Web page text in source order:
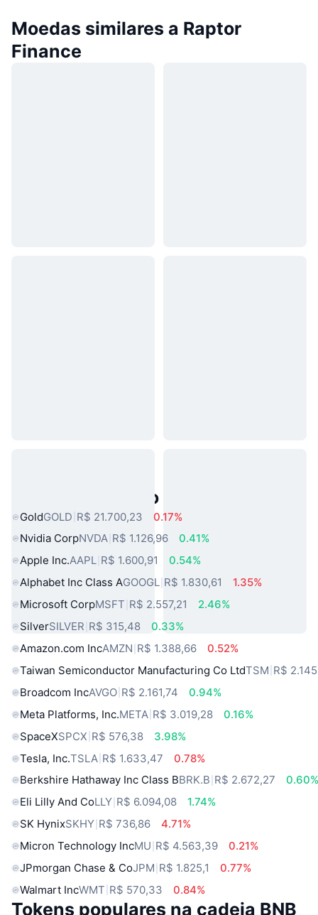
Moedas similares a Raptor
Finance
Ativos do Mundo Real Populares
GoldGOLD R$ 21.700,23
0.17%
Nvidia CorpNVDA R$ 1.126,96
0.41%
Apple Inc.AAPL R$ 1.600,91
0.54%
Alphabet Inc Class AGOOGL R$ 1.830,61
1.35%
Microsoft CorpMSFT R$ 2.557,21
2.46%
SilverSILVER R$ 315,48
0.33%
Amazon.com IncAMZN R$ 1.388,66
0.52%
Taiwan Semiconductor Manufacturing Co LtdTSM R$
Broadcom IncAVGO R$ 2.161,74
0.94%
Meta Platforms, Inc.META R$ 3.019,28
0.16%
SpaceXSPCX R$ 576,38
3.98%
Tesla, Inc.TSLA R$ 1.633,47
0.78%
Berkshire Hathaway Inc Class BBRK.B R$ 2.672,27
Eli Lilly And CoLLY R$ 6.094,08
1.74%
SK HynixSKHY R$ 736,86
4.71%
Micron Technology IncMU R$ 4.563,39
0.21%
JPmorgan Chase & CoJPM R$ 1.825,1
0.77%
Walmart IncWMT R$ 570,33 0.84%
Tokens populares na cadeia BNB